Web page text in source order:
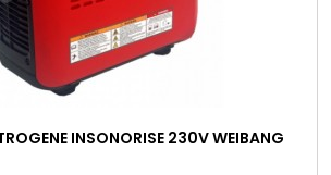
INSONORISE 230V WEIBANG